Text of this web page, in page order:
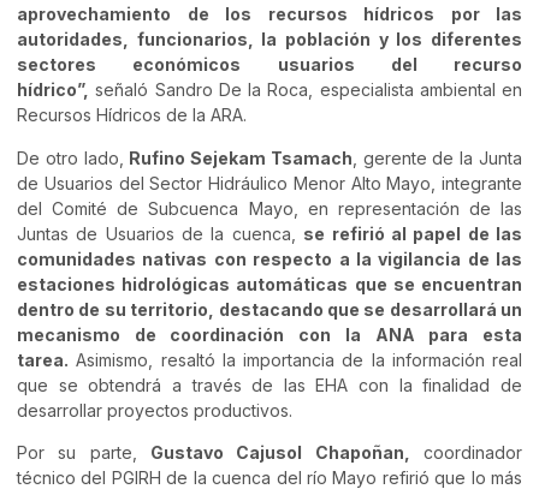
aprovechamiento de los recursos hídricos por las
autoridades, funcionarios, la población y los diferentes
sectores económicos usuarios del recurso
hídrico”, señaló Sandro De la Roca, especialista ambiental en
Recursos Hídricos de la ARA.
De otro lado, Rufino Sejekam Tsamach , gerente de la Junta
de Usuarios del Sector Hidráulico Menor Alto Mayo, integrante
del Comité de Subcuenca Mayo, en representación de las
Juntas de Usuarios de la cuenca, se refirió al papel de las
comunidades nativas con respecto a la vigilancia de las
estaciones hidrológicas automáticas que se encuentran
dentro de su territorio, destacando que se desarrollará un
mecanismo de coordinación con la ANA para esta
tarea. Asimismo, resaltó la importancia de la información real
que se obtendrá a través de las EHA con la finalidad de
desarrollar proyectos productivos.
Por su parte, Gustavo Cajusol Chapoñan,
coordinador
técnico del PGIRH de la cuenca del río Mayo refirió que lo más